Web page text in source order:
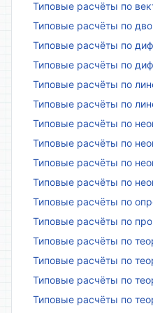
Типовые расчёты по
Типовые расчёты по
Типовые расчёты по
Типовые расчёты по
Типовые расчёты по
Типовые расчёты по
Типовые расчёты по
Типовые расчёты по
Типовые расчёты по
Типовые расчёты по
Типовые расчёты по
Типовые расчёты по
Типовые расчёты по
Типовые расчёты по
Типовые расчёты по
Типовые расчёты по